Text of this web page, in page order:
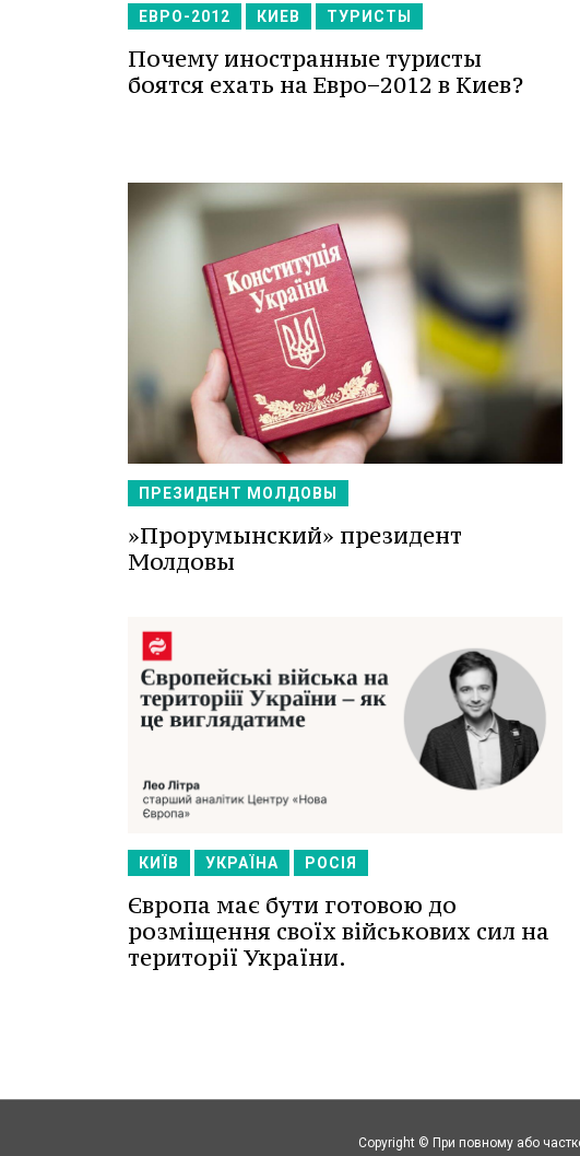
ЕВРО-2012 КИЕВ ТУРИСТЫ
Почему иностранные туристы
боятся ехать на Евро−2012 в Киев?
ПРЕЗИДЕНТ МОЛДОВЫ
»Прорумынский» президент
Молдовы
КИЇВ УКРАЇНА РОСІЯ
Європа має бути готовою до
розміщення своїх військових сил на
території України.
Copyright © При повному або